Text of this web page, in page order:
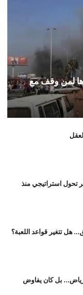
لمن وقف مع
تحول استراتيجي منذ
هل تتغير قواعد اللعبة؟
بل كان يفاوض